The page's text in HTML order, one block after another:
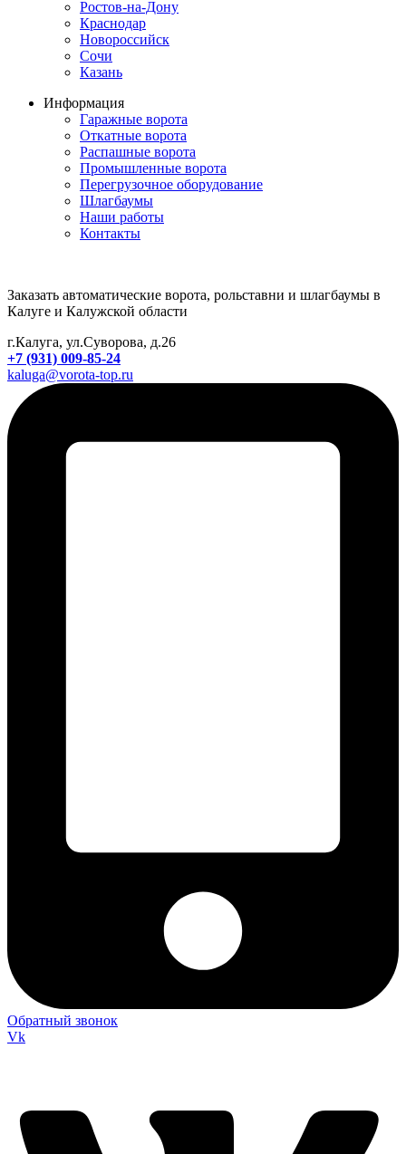
Ростов-на-Дону
Краснодар
Новороссийск
Сочи
Казань
Информация
Гаражные ворота
Откатные ворота
Распашные ворота
Промышленные ворота
Перегрузочное оборудование
Шлагбаумы
Наши работы
Контакты
Заказать автоматические ворота, рольставни и шлагбаумы в
Калуге и Калужской области
г.Калуга, ул.Суворова, д.26
+7 (931) 009-85-24
kaluga@vorota-top.ru
Обратный звонок
Vk